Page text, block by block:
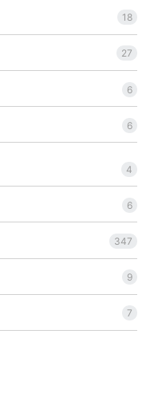
18
27
6
6
4
6
347
9
7